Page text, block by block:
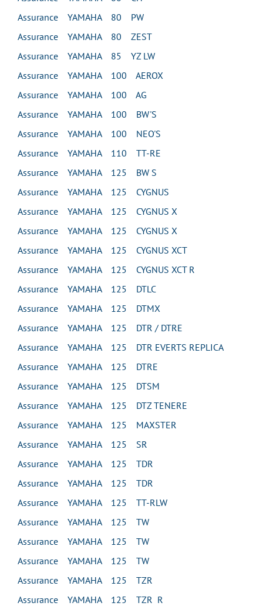
Assurance YAMAHA 80 PW
Assurance YAMAHA 80 ZEST
Assurance YAMAHA 85 YZ LW
Assurance YAMAHA 100 AEROX
Assurance YAMAHA 100 AG
Assurance YAMAHA 100 BW'S
Assurance YAMAHA 100 NEO'S
Assurance YAMAHA 110 TT-RE
Assurance YAMAHA 125 BW S
Assurance YAMAHA 125 CYGNUS
Assurance YAMAHA 125 CYGNUS X
Assurance YAMAHA 125 CYGNUS X
Assurance YAMAHA 125 CYGNUS XCT
Assurance YAMAHA 125 CYGNUS XCT R
Assurance YAMAHA 125 DTLC
Assurance YAMAHA 125 DTMX
Assurance YAMAHA 125 DTR / DTRE
Assurance YAMAHA 125 DTR EVERTS REPLICA
Assurance YAMAHA 125 DTRE
Assurance YAMAHA 125 DTSM
Assurance YAMAHA 125 DTZ TENERE
Assurance YAMAHA 125 MAXSTER
Assurance YAMAHA 125 SR
Assurance YAMAHA 125 TDR
Assurance YAMAHA 125 TDR
Assurance YAMAHA 125 TT-RLW
Assurance YAMAHA 125 TW
Assurance YAMAHA 125 TW
Assurance YAMAHA 125 TW
Assurance YAMAHA 125 TZR
Assurance YAMAHA 125 TZR R